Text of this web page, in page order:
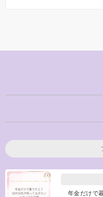
年金だけで